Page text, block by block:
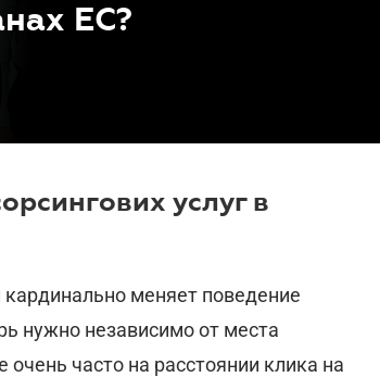
ЕС?
услуг в
кардинально меняет поведение
нужно независимо от места
часто на расстоянии клика на